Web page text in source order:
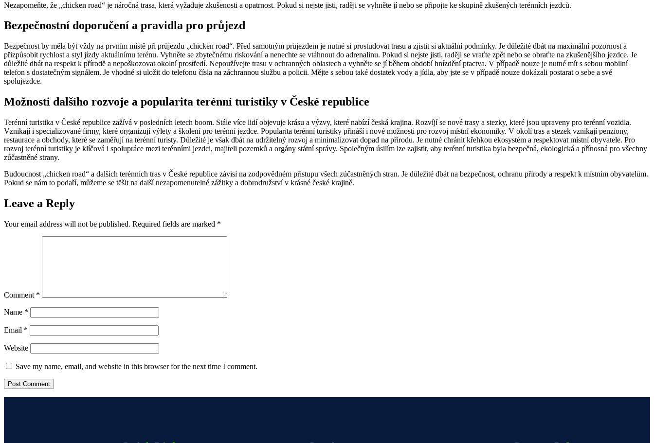
Nezapomeňte, že „chicken road“ je náročná trasa, která vyžaduje zkušenosti a opatrnost. Pokud si nejste jisti, raději se vyhněte jí nebo se připojte ke skupině zkušených terénních jezdců.
Bezpečnostní doporučení a pravidla pro průjezd
Bezpečnost by měla být vždy na prvním místě při průjezdu „chicken road“. Před samotným průjezdem je nutné si prostudovat trasu a zjistit si aktuální podmínky. Je důležité dbát na maximální pozornost a
přizpůsobit rychlost a styl jízdy aktuálnímu terénu. Vyhněte se zbytečnému riskování a nenechte se vtáhnout do adrenalinu. Pokud si nejste jisti, raději se vraťte zpět nebo se obraťte na zkušenějšího jezdce. Je
důležité dbát na respekt k přírodě a nepoškozovat okolní prostředí. Nepoužívejte trasu v ochranných oblastech a vyhněte se jí během období hnízdění ptactva. V případě nouze je nutné mít s sebou mobilní
telefon s dostatečným signálem. Je vhodné si uložit do telefonu čísla na záchrannou službu a policii. Mějte s sebou také dostatek vody a jídla, aby jste se v případě nouze dokázali postarat o sebe a své
spolujezdce.
Možnosti dalšího rozvoje a popularita terénní turistiky v České republice
Terénní turistika v České republice zažívá v posledních letech boom. Stále více lidí objevuje krásu a výzvy, které nabízí česká krajina. Rozvíjí se nové trasy a stezky, které jsou upraveny pro terénní vozidla.
Vznikají i specializované firmy, které organizují výlety a školení pro terénní jezdce. Popularita terénní turistiky přináší i nové možnosti pro rozvoj místní ekonomiky. V okolí tras a stezek vznikají penziony,
restaurace a obchody, které se zaměřují na terénní turisty. Důležité je však dbát na udržitelný rozvoj a minimalizovat dopad na přírodu. Je nutné chránit křehkou ekosystém a respektovat místní obyvatele. Pro
rozvoj terénní turistiky je klíčová i spolupráce mezi terénními jezdci, majiteli pozemků a orgány státní správy. Společným úsilím lze zajistit, aby terénní turistika byla bezpečná, ekologická a přínosná pro všechny
zúčastněné strany.
Budoucnost „chicken road“ a dalších terénních tras v České republice závisí na zodpovědném přístupu všech zúčastněných stran. Je důležité dbát na bezpečnost, ochranu přírody a respekt k místním obyvatelům.
Pokud se nám to podaří, můžeme se těšit na další nezapomenutelné zážitky a dobrodružství v krásné české krajině.
Leave a Reply
Your email address will not be published. Required fields are marked *
Comment *
Name *
Email *
Website
Save my name, email, and website in this browser for the next time I comment.